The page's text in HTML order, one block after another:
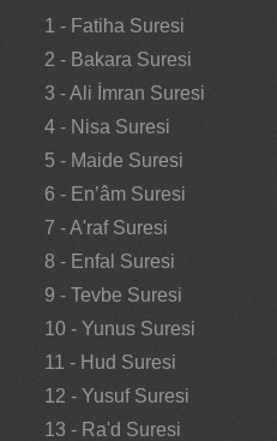
1 - Fatiha Suresi
2 - Bakara Suresi
3 - Ali İmran Suresi
4 - Nisa Suresi
5 - Maide Suresi
6 - En’âm Suresi
7 - A'raf Suresi
8 - Enfal Suresi
9 - Tevbe Suresi
10 - Yunus Suresi
11 - Hud Suresi
12 - Yusuf Suresi
13 - Ra'd Suresi